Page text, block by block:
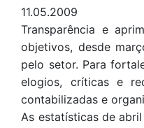
11.05.2009
Transparência e
objetivos, desde
pelo setor. Para
elogios, críticas e
contabilizadas e
As estatísticas de